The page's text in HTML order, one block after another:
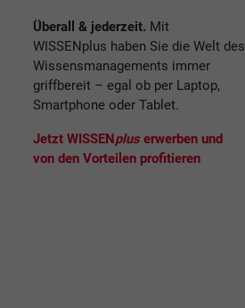
Überall & jederzeit. Mit
WISSENplus haben Sie die Welt des
Wissensmanagements immer
griffbereit – egal ob per Laptop,
Smartphone oder Tablet.
Jetzt WISSENplus erwerben und
von den Vorteilen profitieren